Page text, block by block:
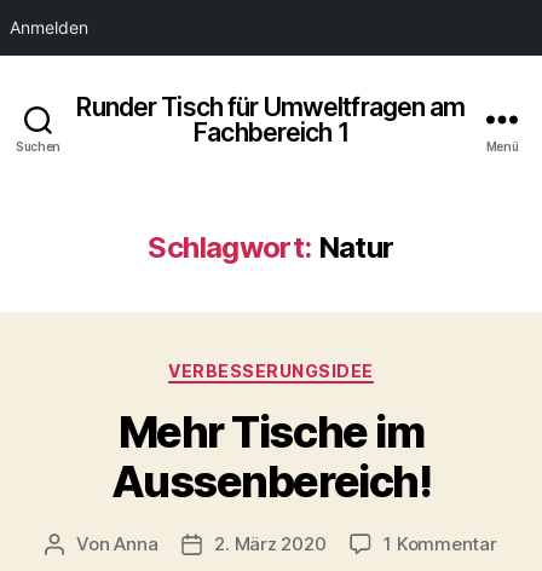
Anmelden
Suchen
Runder Tisch für Umweltfragen am
Fachbereich 1
Menü
Schlagwort: Natur
Kategorien
VERBESSERUNGSIDEE
Mehr Tische im
Aussenbereich!
Beitragsautor
VonAnna Veröffentlichungsdatum
2. März 2020 1 Kommentarzu